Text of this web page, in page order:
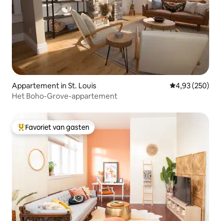
Appartement in St. Louis Gemiddelde
4,93 (250)
Het Boho-Grove-appartement
Topfavoriet van gasten
Favoriet van gasten